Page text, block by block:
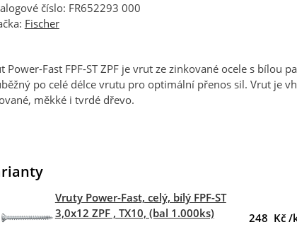
číslo: FR652293 000
Fischer
Power-Fast FPF-ST ZPF je vrut ze zinkované ocele s bílou
po celé délce vrutu pro optimální přenos sil. Vrut je
měkké i tvrdé dřevo.
Vruty Power-Fast, celý, bílý FPF-ST
3,0x12 ZPF , TX10, (bal 1.000ks)
248 Kč /